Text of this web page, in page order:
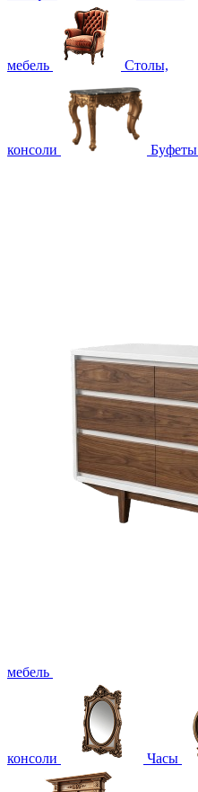
мебель Столы,
консоли Буфеты
мебель
консоли Часы